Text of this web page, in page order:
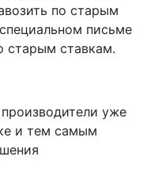
по старым
письме
старым ставкам.
уже
и тем самым